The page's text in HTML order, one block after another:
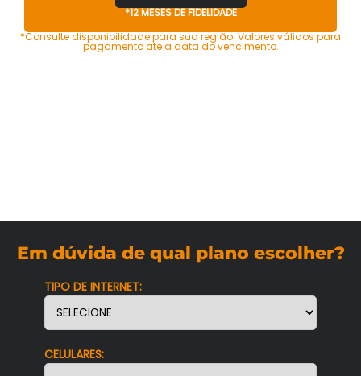
*12 MESES DE FIDELIDADE
*Consulte disponibilidade para sua região. Valores válidos para
pagamento até a data do vencimento.
Em dúvida de qual plano escolher?
TIPO DE INTERNET:
CELULARES: